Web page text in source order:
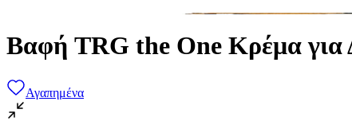
Βαφή TRG the One Κρέμα για
Αγαπημένα